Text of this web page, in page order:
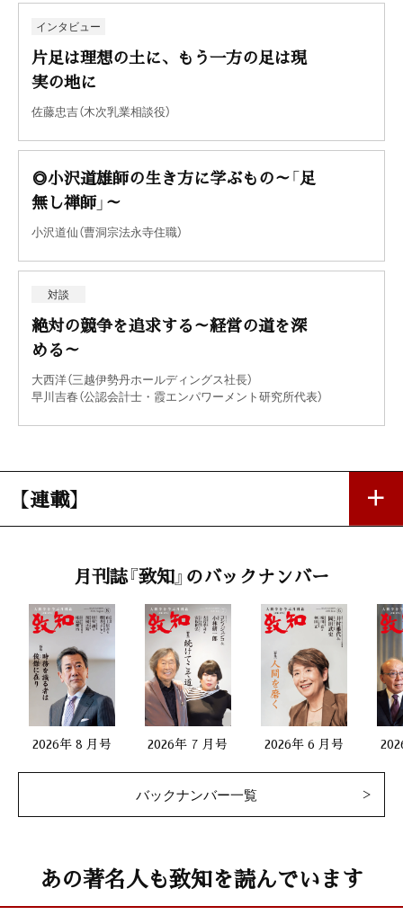
インタビュー
片足は理想の土に、もう一方の足は現
実の地に
佐藤忠吉（木次乳業相談役）
◎小沢道雄師の生き方に学ぶもの～「足
無し禅師」～
小沢道仙（曹洞宗法永寺住職）
対談
絶対の競争を追求する～経営の道を深
める～
大西洋（三越伊勢丹ホールディングス社長）
早川吉春（公認会計士・霞エンパワーメント研究所代表）
【連載】
私の座右銘
松田 久（両備ホールディングス社長兼CEOO）
第一線で活躍する女性
平川理恵（横浜市立市ヶ尾中学校校長）
二十代をどう生きるか36
人生を照らす言葉58
月刊誌『致知』のバックナンバー
2026年 8 月号 2026年 7 月号 2026年 6 月号
バックナンバー一覧
あの著名人も致知を読んでいます